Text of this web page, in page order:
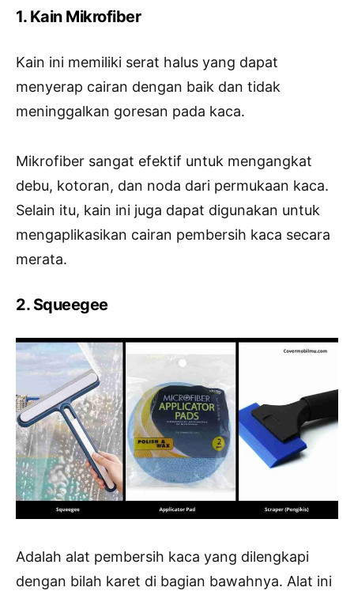
1. Kain Mikrofiber
Kain ini memiliki serat halus yang dapat
menyerap cairan dengan baik dan tidak
meninggalkan goresan pada kaca.
Mikrofiber sangat efektif untuk mengangkat
debu, kotoran, dan noda dari permukaan kaca.
Selain itu, kain ini juga dapat digunakan untuk
mengaplikasikan cairan pembersih kaca secara
merata.
2. Squeegee
Adalah alat pembersih kaca yang dilengkapi
dengan bilah karet di bagian bawahnya. Alat ini